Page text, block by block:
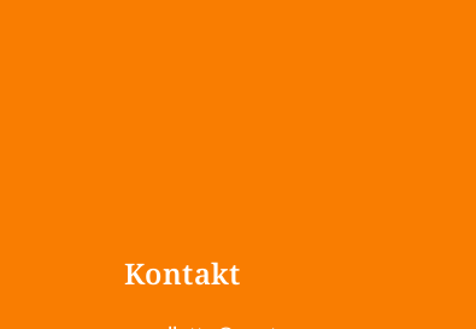
Kontakt